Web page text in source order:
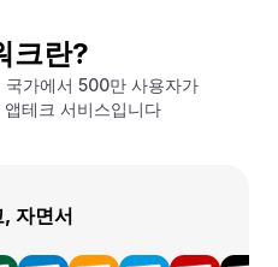
크란?
가에서 500만 사용자가
테크 서비스입니다
자면서